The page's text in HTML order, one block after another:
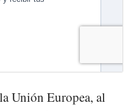
Unión Europea, al